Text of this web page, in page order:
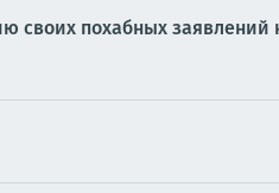
своих похабных заявлений